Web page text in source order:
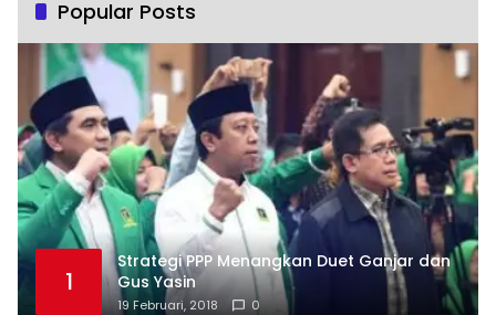
Popular Posts
1
Strategi PPP Menangkan Duet Ganjar dan
Gus Yasin
19 Februari, 2018 0